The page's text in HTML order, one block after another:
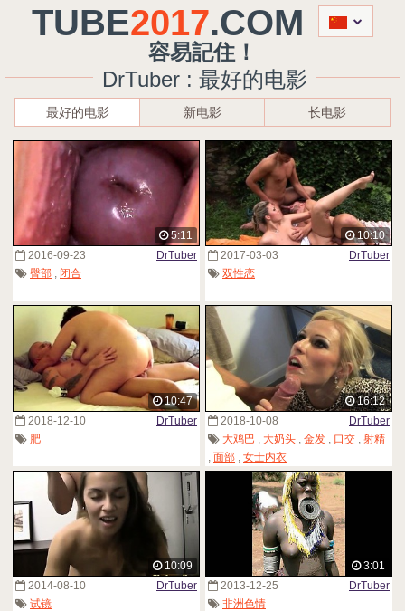
TUBE2017.COM
容易記住！
DrTuber : 最好的电影
最好的电影 新电影 长电影
5:11
2016-09-23
DrTuber
臀部 , 闭合
10:10
2017-03-03
DrTuber
双性恋
10:47
2018-12-10
DrTuber
肥
16:12
2018-10-08
DrTuber
大鸡巴
大奶头 金发 口交
射精
面部 女士内衣
10:09
2014-08-10
DrTuber
试镜
3:01
2013-12-25
DrTuber
非洲色情